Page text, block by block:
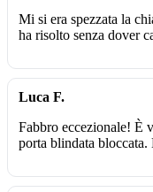
Mi si era spezzata la
ha risolto senza dover
Luca F.
Fabbro eccezionale! È
porta blindata bloccata.